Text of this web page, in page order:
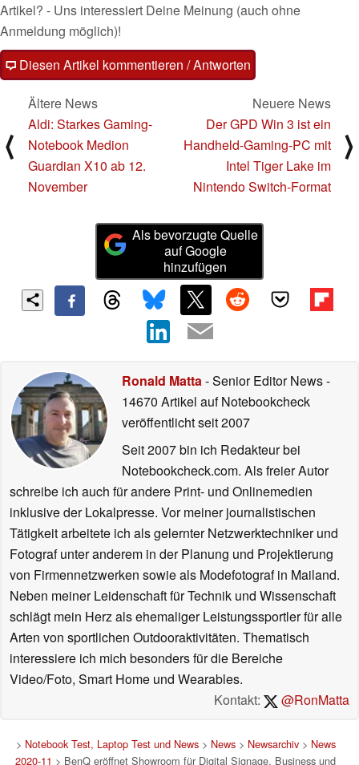
Artikel? - Uns interessiert Deine Meinung (auch ohne
Anmeldung möglich)!
Diesen Artikel kommentieren / Antworten
⟨
Ältere News
Aldi: Starkes Gaming-
Notebook Medion
Guardian X10 ab 12.
November
Neuere News
Der GPD Win 3 ist ein
Handheld-Gaming-PC mit
Intel Tiger Lake im
Nintendo Switch-Format
⟩
Als bevorzugte Quelle
auf Google
hinzufügen
Ronald Matta- Senior Editor News-
14670 Artikel auf Notebookcheck
veröffentlichtseit 2007
Seit 2007 bin ich Redakteur bei
Notebookcheck.com. Als freier Autor
schreibe ich auch für andere Print- und Onlinemedien
inklusive der Lokalpresse. Vor meiner journalistischen
Tätigkeit arbeitete ich als gelernter Netzwerktechniker und
Fotograf unter anderem in der Planung und Projektierung
von Firmennetzwerken sowie als Modefotograf in Mailand.
Neben meiner Leidenschaft für Technik und Wissenschaft
schlägt mein Herz als ehemaliger Leistungssportler für alle
Arten von sportlichen Outdooraktivitäten. Thematisch
interessiere ich mich besonders für die Bereiche
Video/Foto, Smart Home und Wearables.
Kontakt:
@RonMatta
> Notebook Test, Laptop Test und News> News> Newsarchiv> News
2020-11 > BenQ eröffnet Showroom für Digital Signage, Business und